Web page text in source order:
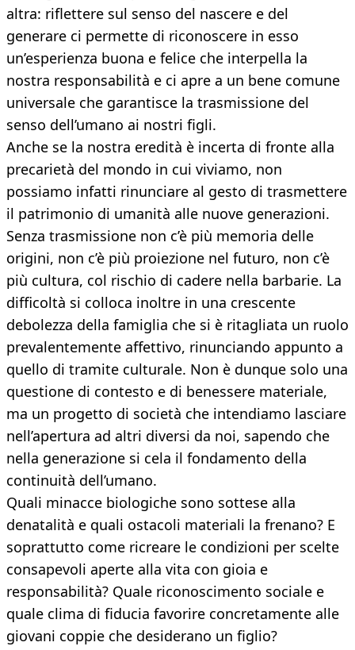
altra: riflettere sul senso del nascere e del
generare ci permette di riconoscere in esso
un’esperienza buona e felice che interpella la
nostra responsabilità e ci apre a un bene comune
universale che garantisce la trasmissione del
senso dell’umano ai nostri figli.
Anche se la nostra eredità è incerta di fronte alla
precarietà del mondo in cui viviamo, non
possiamo infatti rinunciare al gesto di trasmettere
il patrimonio di umanità alle nuove generazioni.
Senza trasmissione non c’è più memoria delle
origini, non c’è più proiezione nel futuro, non c’è
più cultura, col rischio di cadere nella barbarie. La
difficoltà si colloca inoltre in una crescente
debolezza della famiglia che si è ritagliata un ruolo
prevalentemente affettivo, rinunciando appunto a
quello di tramite culturale. Non è dunque solo una
questione di contesto e di benessere materiale,
ma un progetto di società che intendiamo lasciare
nell’apertura ad altri diversi da noi, sapendo che
nella generazione si cela il fondamento della
continuità dell’umano.
Quali minacce biologiche sono sottese alla
denatalità e quali ostacoli materiali la frenano? E
soprattutto come ricreare le condizioni per scelte
consapevoli aperte alla vita con gioia e
responsabilità? Quale riconoscimento sociale e
quale clima di fiducia favorire concretamente alle
giovani coppie che desiderano un figlio?